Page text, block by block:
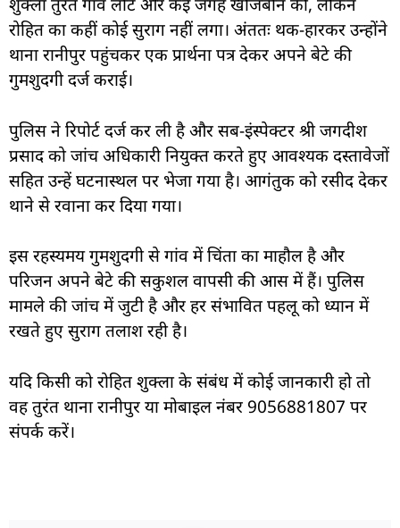
शुक्ला तुरंत गांव लौटे और कई जगह खोजबीन की, लेकिन
रोहित का कहीं कोई सुराग नहीं लगा। अंततः थक-हारकर उन्होंने
थाना रानीपुर पहुंचकर एक प्रार्थना पत्र देकर अपने बेटे की
गुमशुदगी दर्ज कराई।
पुलिस ने रिपोर्ट दर्ज कर ली है और सब-इंस्पेक्टर श्री जगदीश
प्रसाद को जांच अधिकारी नियुक्त करते हुए आवश्यक दस्तावेजों
सहित उन्हें घटनास्थल पर भेजा गया है। आगंतुक को रसीद देकर
थाने से रवाना कर दिया गया।
इस रहस्यमय गुमशुदगी से गांव में चिंता का माहौल है और
परिजन अपने बेटे की सकुशल वापसी की आस में हैं। पुलिस
मामले की जांच में जुटी है और हर संभावित पहलू को ध्यान में
रखते हुए सुराग तलाश रही है।
यदि किसी को रोहित शुक्ला के संबंध में कोई जानकारी हो तो
वह तुरंत थाना रानीपुर या मोबाइल नंबर 9056881807 पर
संपर्क करें।